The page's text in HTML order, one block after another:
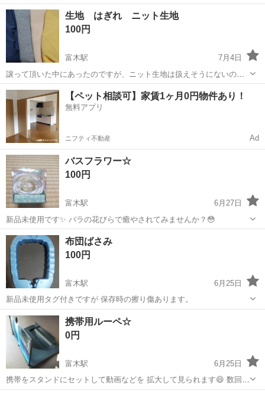
レジンの硬化に最適な36WのホワイトUVライト。ライトつきます。 大
きいボトルのレジン液はほんの少しだけお試しで使いました。 ブティ
ック社のキット本は、...
大阪 堺市 富木駅 その他 レジンキット
生地 はぎれ ニット生地
100円
富木駅
7月4日
譲って頂いた中にあったのですが、ニット生地は扱えそうにないの
で、お譲りします。 小さいもので45cm✕50cmぐらいです。
大阪 堺市 富木駅 その他 譲り
【ペット相談可】家賃1ヶ月0円物件あり！
無料アプリ
ニフティ不動産 Ad
バスフラワー☆
100円
富木駅
6月27日
新品未使用です✨ バラの花びらで癒やされてみませんか？😳
大阪 高石市 富木駅
布団ばさみ
100円
富木駅
6月25日
新品未使用タグ付きですが 保存時の擦り傷あります。
大阪 高石市 富木駅 その他
携帯用ルーペ☆
0円
富木駅
6月25日
携帯をスタンドにセットして動画などを 拡大して見られます😄 数回使
用しました。